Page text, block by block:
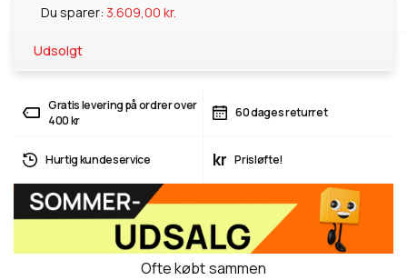
Du sparer: 3.609,00 kr.
Udsolgt
Gratis levering på ordrer over
400 kr
60 dages returret
Hurtig kundeservice kr Prisløfte!
Ofte købt sammen